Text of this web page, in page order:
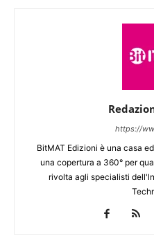
https://
BitMAT Edizioni è una casa
una copertura a 360° per
rivolta agli specialisti